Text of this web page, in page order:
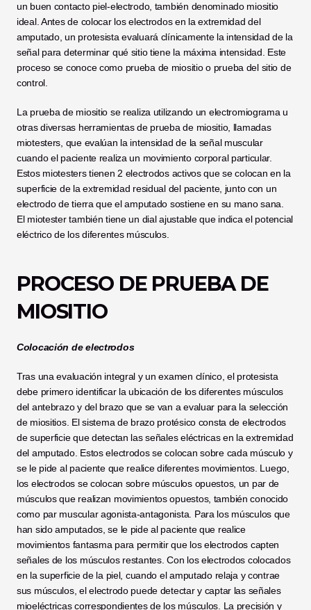
un buen contacto piel-electrodo, también denominado miositio
ideal. Antes de colocar los electrodos en la extremidad del
amputado, un protesista evaluará clínicamente la intensidad de la
señal para determinar qué sitio tiene la máxima intensidad. Este
proceso se conoce como prueba de miositio o prueba del sitio de
control.
La prueba de miositio se realiza utilizando un electromiograma u
otras diversas herramientas de prueba de miositio, llamadas
miotesters, que evalúan la intensidad de la señal muscular
cuando el paciente realiza un movimiento corporal particular.
Estos miotesters tienen 2 electrodos activos que se colocan en la
superficie de la extremidad residual del paciente, junto con un
electrodo de tierra que el amputado sostiene en su mano sana.
El miotester también tiene un dial ajustable que indica el potencial
eléctrico de los diferentes músculos.
PROCESO DE PRUEBA DE
MIOSITIO
Colocación de electrodos
Tras una evaluación integral y un examen clínico, el protesista
debe primero identificar la ubicación de los diferentes músculos
del antebrazo y del brazo que se van a evaluar para la selección
de miositios. El sistema de brazo protésico consta de electrodos
de superficie que detectan las señales eléctricas en la extremidad
del amputado. Estos electrodos se colocan sobre cada músculo y
se le pide al paciente que realice diferentes movimientos. Luego,
los electrodos se colocan sobre músculos opuestos, un par de
músculos que realizan movimientos opuestos, también conocido
como par muscular agonista-antagonista. Para los músculos que
han sido amputados, se le pide al paciente que realice
movimientos fantasma para permitir que los electrodos capten
señales de los músculos restantes. Con los electrodos colocados
en la superficie de la piel, cuando el amputado relaja y contrae
sus músculos, el electrodo puede detectar y captar las señales
mioeléctricas correspondientes de los músculos. La precisión y